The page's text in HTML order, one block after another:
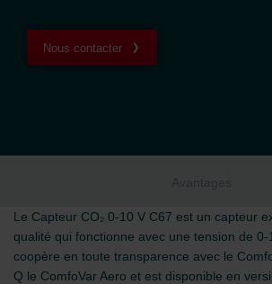
Nous contacter
Avantages
Le Capteur CO₂ 0-10 V C67 est un capteur
qualité qui fonctionne avec une tension de
coopère en toute transparence avec le
Q le ComfoVar Aero et est disponible en